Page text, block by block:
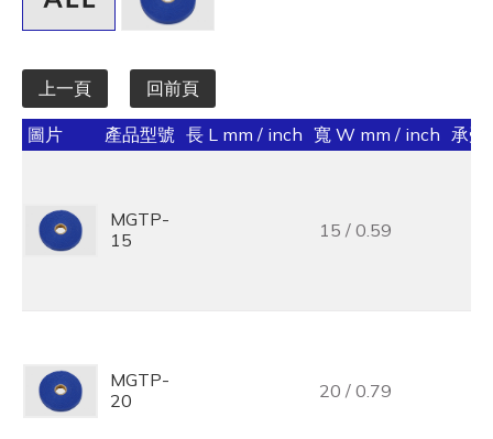
寬 W mm / inch
全選
承受力 lbs/kgf/N
全選
全選
基板厚度 (mm)
全選
上一頁 回前頁
圖片 產品型號 長 L mm / inch 寬 W mm / inch 承受
MGTP-
15
15 / 0.59
MGTP-
20
20 / 0.79